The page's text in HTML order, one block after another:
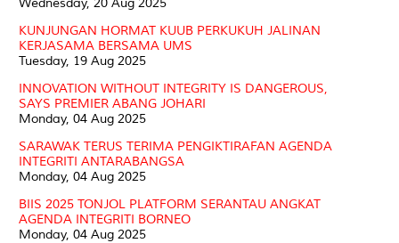
KUNJUNGAN HORMAT KUUB PERKUKUH JALINAN
KERJASAMA BERSAMA UMS
Tuesday, 19 Aug 2025
INNOVATION WITHOUT INTEGRITY IS DANGEROUS,
SAYS PREMIER ABANG JOHARI
Monday, 04 Aug 2025
SARAWAK TERUS TERIMA PENGIKTIRAFAN AGENDA
INTEGRITI ANTARABANGSA
Monday, 04 Aug 2025
BIIS 2025 TONJOL PLATFORM SERANTAU ANGKAT
AGENDA INTEGRITI BORNEO
Monday, 04 Aug 2025